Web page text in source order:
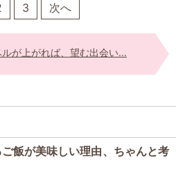
3 次へ
が上がれば、望む出会い...
飯が美味しい理由、ちゃんと考